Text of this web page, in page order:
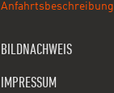
Anfahrtsbeschreibung
BILDNACHWEIS
IMPRESSUM